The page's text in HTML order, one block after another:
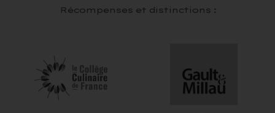
Récompenses et distinctions :